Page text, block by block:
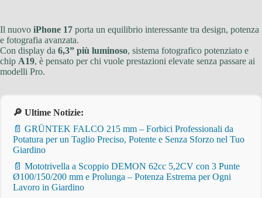
Il nuovo iPhone 17 porta un equilibrio interessante tra design, potenza
e fotografia avanzata.
Con display da 6,3” più luminoso, sistema fotografico potenziato e
chip A19, è pensato per chi vuole prestazioni elevate senza passare ai
modelli Pro.
🔎 Ultime Notizie:
📄 GRÜNTEK FALCO 215 mm – Forbici Professionali da
Potatura per un Taglio Preciso, Potente e Senza Sforzo nel Tuo
Giardino
📄 Mototrivella a Scoppio DEMON 62cc 5,2CV con 3 Punte
Ø100/150/200 mm e Prolunga – Potenza Estrema per Ogni
Lavoro in Giardino